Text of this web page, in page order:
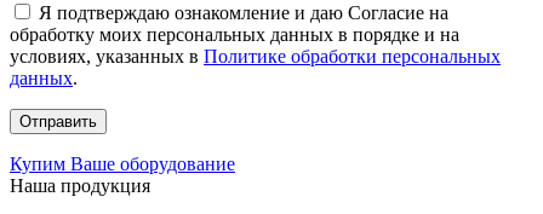
Я подтверждаю ознакомление и даю Согласие на
обработку моих персональных данных в порядке и на
условиях, указанных в Политике обработки персональных
данных.
Купим Ваше оборудование
Наша продукция